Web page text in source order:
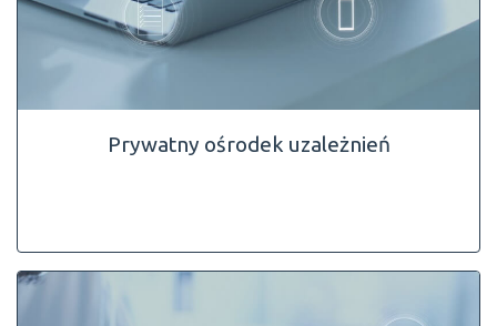
Prywatny ośrodek uzależnień